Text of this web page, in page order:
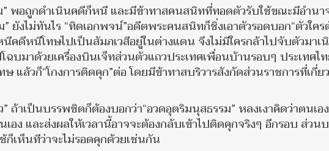
” พอถูกดำเนินคดีก็หนี และมีข้าทาสคนสนิทที่ทอดตัวรับใช้ขณะมีอำนา
ยังไม่ทันไร “ทิดเอกพจน์”อดีตพระคนสนิทก็ชิ่งเอาตัวรอดบอก“ตัวใคร
คดีหนีโทษไปเป็นสัมภเวสีอยู่ในต่างแดน จึงไม่มีใครกล้าไปจับตัวมาเ
บมาด้วยเครื่องบินเจ็ทส่วนตัวแถวประเทศเพื่อนบ้านรอบๆ ประเทศไ
แล้วก็“โกงการติดคุก”ต่อ โดยมีข้าทาสบริวารสังกัดส่วนราชการที่เกี่ย
ถ้าเป็นบรรพชิตก็ต้องบอกว่า“อวดอุตริมนุสธรรม” หลงเงาคิดว่าตนเอ
อง และส่งผลให้เวลานี้อาจจะต้องกลับเข้าไปติดคุกจริงๆ อีกรอบ ส่วน
เห็นทีว่าจะไม่รอดคุกด้วยเช่นกัน